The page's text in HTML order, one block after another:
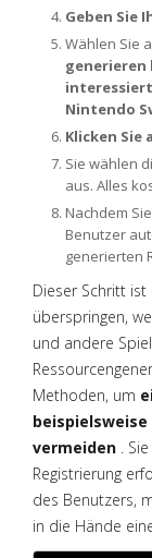
Geben Sie
Wählen Sie
generieren
interessiert:
Nintendo
Klicken Sie
Sie wählen
aus. Alles
Nachdem
Benutzer
generierten
Dieser Schritt
überspringen,
und andere
Methoden, um
vermeiden .
Registrierung
des Benutzers,
in die Hände